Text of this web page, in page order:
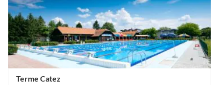
Terme Catez